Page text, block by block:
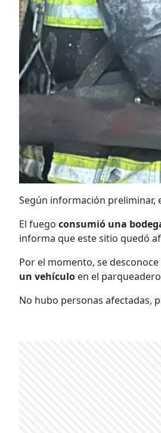
Según información preliminar,
El fuego consumió una
informa que este sitio quedó
Por el momento, se
un vehículo en el
No hubo personas afectadas,